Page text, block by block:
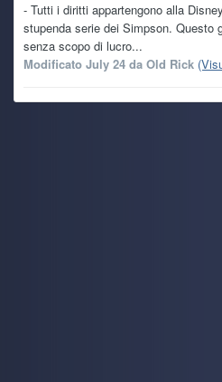
- Tutti i diritti appartengono alla
stupenda serie dei Simpson. Questo
senza scopo di lucro...
Modificato July 24 da Old Rick